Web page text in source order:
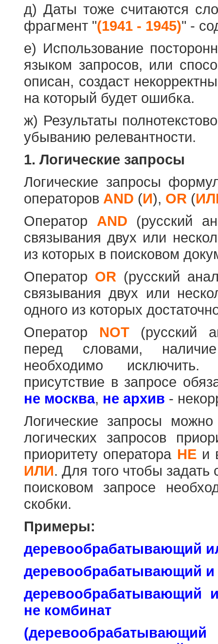
д) Даты тоже считаются
фрагмент "(1941 - 1945)" -
е) Использование
языком запросов, или
описан, создаст
на который будет ошибка.
ж) Результаты
убыванию релевантности.
1. Логические запросы
Логические запросы
операторов AND (И), OR (
Оператор AND (русский
связывания двух или
из которых в поисковом
Оператор OR (русский
связывания двух или
одного из которых
Оператор NOT(русский
перед словами,
необходимо
присутствие в запросе
не москва, не архив -
Логические запросы
логических запросов
приоритету оператора НЕи
ИЛИ. Для того чтобы задать
поисковом запросе
скобки.
Примеры:
деревообрабатывающий
деревообрабатывающий и
деревообрабатывающий
не комбинат